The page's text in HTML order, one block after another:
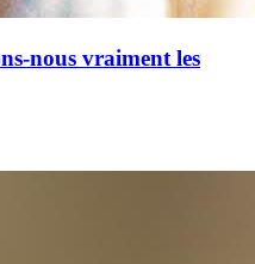
nous vraiment les